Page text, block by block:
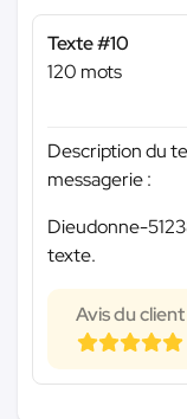
Texte #10
120 mots
Description du
messagerie :
Dieudonne-
texte.
Avis du client